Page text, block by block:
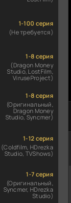
1-100 серия
(Не требуется)
1-8 серия
(Dragon Money
Studio, LostFilm,
ViruseProject)
1-8 серия
(Оригинальный,
Dragon Money
Studio, Syncmer)
1-12 серия
(Coldfilm, HDrezka
Studio, TVShows)
1-7 серия
(Оригинальный,
Syncmer, HDrezka
Studio)